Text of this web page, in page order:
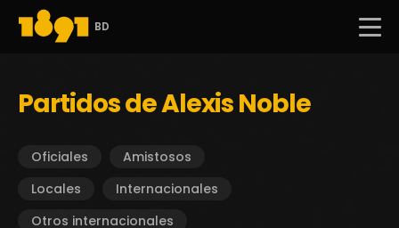
BD
Partidos de Alexis Noble
Oficiales
Amistosos
Locales
Internacionales
Otros internacionales